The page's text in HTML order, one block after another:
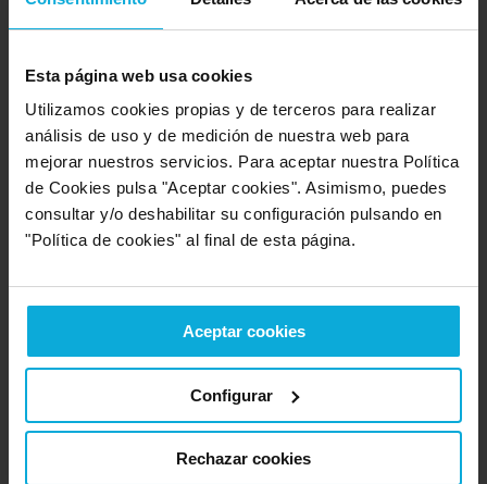
Esta página web usa cookies
Utilizamos cookies propias y de terceros para realizar
análisis de uso y de medición de nuestra web para
mejorar nuestros servicios. Para aceptar nuestra Política
de Cookies pulsa "Aceptar cookies". Asimismo, puedes
consultar y/o deshabilitar su configuración pulsando en
"Política de cookies" al final de esta página.
Aceptar cookies
Configurar
Rechazar cookies
Emotion
Carrer Tuset 19, Atico 4 Barcelona
8.0
Tu coche eléctrico o híbrido enchufable de renting al
mejor precio y con todos los servicios incluidos con
Emotion. Infórmate sin compromiso.